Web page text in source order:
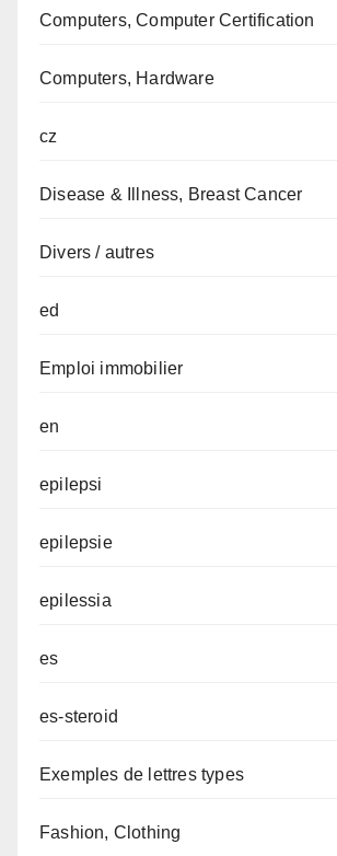
Computers, Computer Certification
Computers, Hardware
cz
Disease & Illness, Breast Cancer
Divers / autres
ed
Emploi immobilier
en
epilepsi
epilepsie
epilessia
es
es-steroid
Exemples de lettres types
Fashion, Clothing